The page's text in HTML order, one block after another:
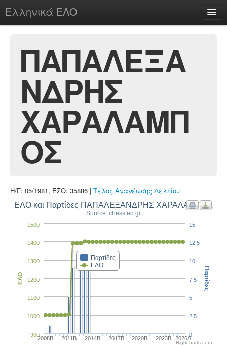
Ελληνικά ΕΛΟ
chesstu.be @ discord
Login
ΠΑΠΑΛΕΞΑ
ΝΔΡΗΣ
ΧΑΡΑΛΑΜΠ
ΟΣ
Η/Γ: 05/1981, ΕΣΟ: 35886 | Τέλος Ανανέωσης Δελτίου
ΕΛΟ και Παρτίδες ΠΑΠΑΛΕΞΑΝΔΡΗΣ ΧΑΡΑΛΑΜΠΟΣ
Source: chessfed.gr
Παρτίδες
ΕΛΟ
2008B 2011B 2014B 2017B 2020B 2023B 2026A
900
1000
1100
1200
1300
1400
1500
ΕΛΟ
0
2.5
5
7.5
10
12.5
15
Παρτίδες
Highcharts.com